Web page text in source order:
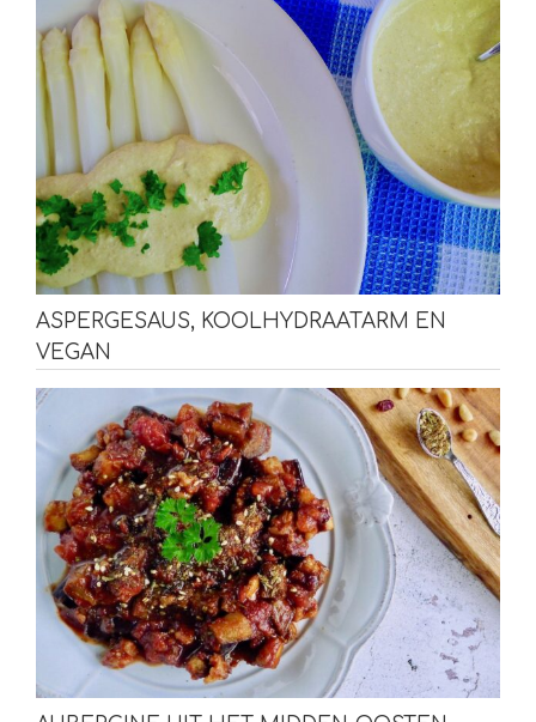
ASPERGESAUS, KOOLHYDRAATARM EN
VEGAN